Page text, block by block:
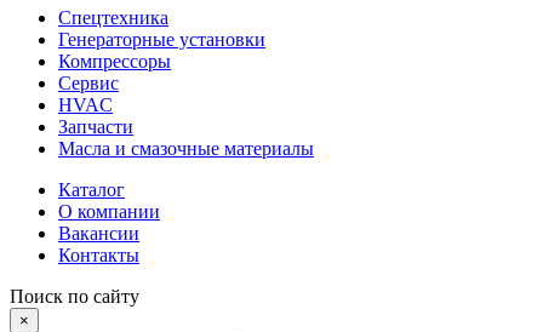
Спецтехника
Генераторные установки
Компрессоры
Сервис
HVAC
Запчасти
Масла и смазочные материалы
Каталог
О компании
Вакансии
Контакты
Поиск по сайту
×